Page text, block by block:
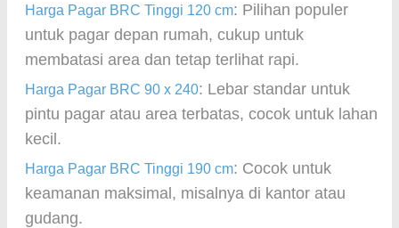
Harga Pagar BRC Tinggi 120 cm: Pilihan populer
untuk pagar depan rumah, cukup untuk
membatasi area dan tetap terlihat rapi.
Harga Pagar BRC 90 x 240: Lebar standar untuk
pintu pagar atau area terbatas, cocok untuk lahan
kecil.
Harga Pagar BRC Tinggi 190 cm: Cocok untuk
keamanan maksimal, misalnya di kantor atau
gudang.